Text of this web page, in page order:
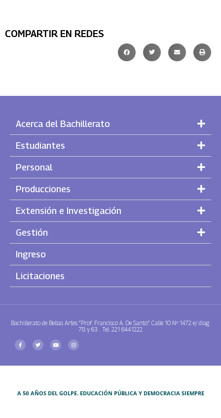
COMPARTIR EN REDES
Acerca del Bachillerato
Estudiantes
Personal
Producciones
Extensión e Investigación
Gestión
Ingreso
Licitaciones
Bachillerato de Bellas Artes “Prof. Francisco A. De Santo”. Calle 10 Nº 1472 e/ diag.
78 y 63. . Tel. 221 6441222
A 50 AÑOS DEL GOLPE. EDUCACIÓN PÚBLICA Y DEMOCRACIA SIEMPRE